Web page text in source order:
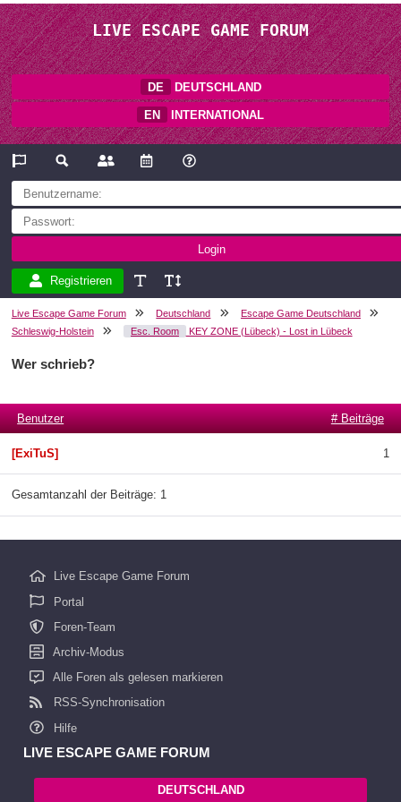
LIVE ESCAPE GAME FORUM
DE DEUTSCHLAND
EN INTERNATIONAL
Registrieren
Live Escape Game Forum Deutschland
Escape Game Deutschland
Schleswig-Holstein
Esc. Room KEY ZONE (Lübeck) - Lost in Lübeck
Wer schrieb?
Benutzer # Beiträge
[ExiTuS] 1
Gesamtanzahl der Beiträge: 1
Live Escape Game Forum
Portal
Foren-Team
Archiv-Modus
Alle Foren als gelesen markieren
RSS-Synchronisation
Hilfe
LIVE ESCAPE GAME FORUM
DEUTSCHLAND